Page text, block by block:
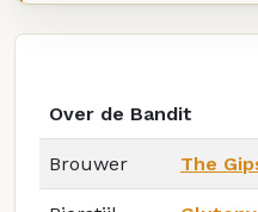
Over de Bandit
Brouwer The